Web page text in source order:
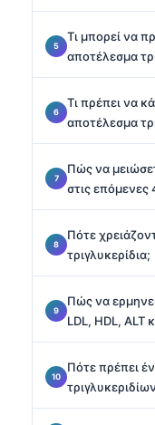
Τι μπορεί να
αποτέλεσμα
Τι πρέπει να
αποτέλεσμα
Πώς να
στις
Πότε
τριγλυκερίδια;
Πώς να
LDL, HDL, ALT
Πότε πρέπει